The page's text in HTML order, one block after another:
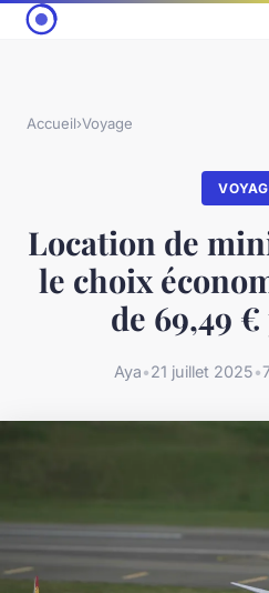
Accueil›Voyage
Location de
le choix
de 69,49
Aya•21 juillet 2025•